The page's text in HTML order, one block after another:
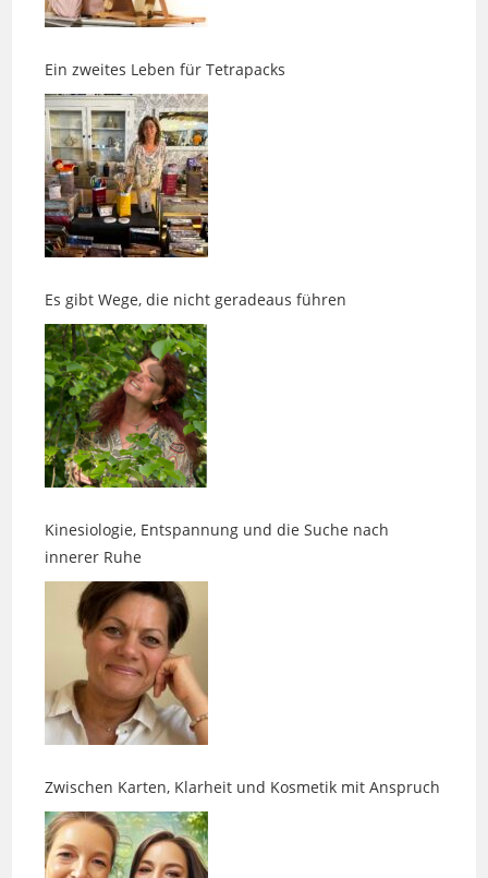
Ein zweites Leben für Tetrapacks
Es gibt Wege, die nicht geradeaus führen
Kinesiologie, Entspannung und die Suche nach
Zwischen Karten, Klarheit und Kosmetik mit Anspruch